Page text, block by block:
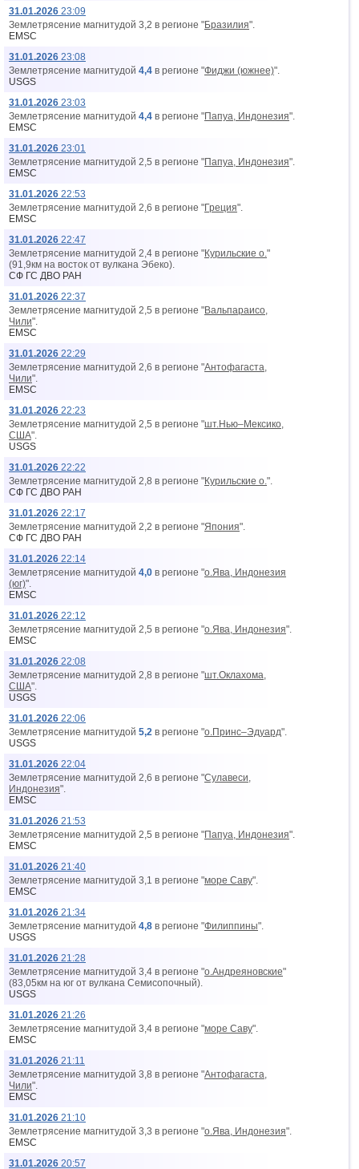
31.01.2026 23:09
Землетрясение магнитудой 3,2 в регионе "Бразилия".
EMSC
31.01.2026 23:08
Землетрясение магнитудой 4,4 в регионе "Фиджи (южнее)".
USGS
31.01.2026 23:03
Землетрясение магнитудой 4,4 в регионе "Папуа, Индонезия".
EMSC
31.01.2026 23:01
Землетрясение магнитудой 2,5 в регионе "Папуа, Индонезия".
EMSC
31.01.2026 22:53
Землетрясение магнитудой 2,6 в регионе "Греция".
EMSC
31.01.2026 22:47
Землетрясение магнитудой 2,4 в регионе "Курильские о."
(91,9км на восток от вyлкана Эбеко).
СФ ГС ДВО РАН
31.01.2026 22:37
Землетрясение магнитудой 2,5 в регионе "Вальпараисо,
Чили".
EMSC
31.01.2026 22:29
Землетрясение магнитудой 2,6 в регионе "Антофагаста,
Чили".
EMSC
31.01.2026 22:23
Землетрясение магнитудой 2,5 в регионе "шт.Нью–Мексико,
США".
USGS
31.01.2026 22:22
Землетрясение магнитудой 2,8 в регионе "Курильские о.".
СФ ГС ДВО РАН
31.01.2026 22:17
Землетрясение магнитудой 2,2 в регионе "Япония".
СФ ГС ДВО РАН
31.01.2026 22:14
Землетрясение магнитудой 4,0 в регионе "о.Ява, Индонезия
(юг)".
EMSC
31.01.2026 22:12
Землетрясение магнитудой 2,5 в регионе "о.Ява, Индонезия".
EMSC
31.01.2026 22:08
Землетрясение магнитудой 2,8 в регионе "шт.Оклахома,
США".
USGS
31.01.2026 22:06
Землетрясение магнитудой 5,2 в регионе "о.Принс–Эдуард".
USGS
31.01.2026 22:04
Землетрясение магнитудой 2,6 в регионе "Сулавеси,
Индонезия".
EMSC
31.01.2026 21:53
Землетрясение магнитудой 2,5 в регионе "Папуа, Индонезия".
EMSC
31.01.2026 21:40
Землетрясение магнитудой 3,1 в регионе "море Саву".
EMSC
31.01.2026 21:34
Землетрясение магнитудой 4,8 в регионе "Филиппины".
USGS
31.01.2026 21:28
Землетрясение магнитудой 3,4 в регионе "о.Андреяновские"
(83,05км на юг от вyлкана Семисопочный).
USGS
31.01.2026 21:26
Землетрясение магнитудой 3,4 в регионе "море Саву".
EMSC
31.01.2026 21:11
Землетрясение магнитудой 3,8 в регионе "Антофагаста,
Чили".
EMSC
31.01.2026 21:10
Землетрясение магнитудой 3,3 в регионе "о.Ява, Индонезия".
EMSC
31.01.2026 20:57